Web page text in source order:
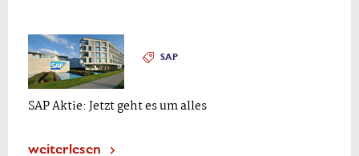
SAP
SAP Aktie: Jetzt geht es um alles
weiterlesen